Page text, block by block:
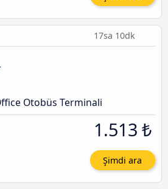
17sa 10dk
Otobüs Terminali
1.513 ₺
Şimdi ara